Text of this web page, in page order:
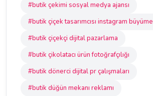
#butik çekimi sosyal medya ajansı
#butik çiçek tasarımcısı instagram büyüme
#butik çiçekçi dijital pazarlama
#butik çikolatacı ürün fotoğrafçılığı
#butik dönerci dijital pr çalışmaları
#butik düğün mekanı reklamı